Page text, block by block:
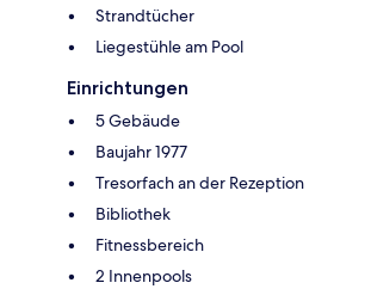
Strandtücher
Liegestühle am Pool
Einrichtungen
5 Gebäude
Baujahr 1977
Tresorfach an der Rezeption
Bibliothek
Fitnessbereich
2 Innenpools